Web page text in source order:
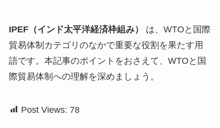
IPEF（インド太平洋経済枠組み）
は、WTOと国際
貿易体制カテゴリのなかで重要な役割を果たす用
語です。本記事のポイントをおさえて、WTOと国
際貿易体制への理解を深めましょう。
Post Views: 78